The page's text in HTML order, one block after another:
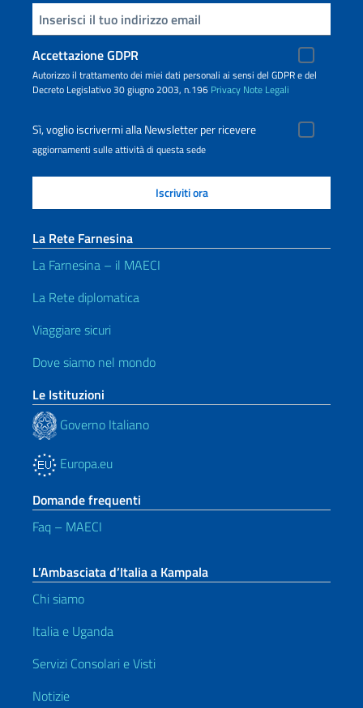
Inserisci la tua email
Accettazione GDPR
Autorizzo il trattamento dei miei dati personali ai sensi del GDPR e del
Decreto Legislativo 30 giugno 2003, n.196 Privacy Note Legali
Sì, voglio iscrivermi alla Newsletter per ricevere
aggiornamenti sulle attività di questa sede
La Rete Farnesina
La Farnesina – il MAECI
La Rete diplomatica
Viaggiare sicuri
Dove siamo nel mondo
Le Istituzioni
Governo Italiano
Europa.eu
Domande frequenti
Faq – MAECI
L’Ambasciata d’Italia a Kampala
Chi siamo
Italia e Uganda
Servizi Consolari e Visti
Notizie